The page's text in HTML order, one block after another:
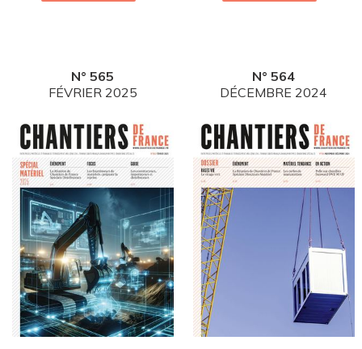
N° 565
FÉVRIER 2025
N° 564
DÉCEMBRE 2024